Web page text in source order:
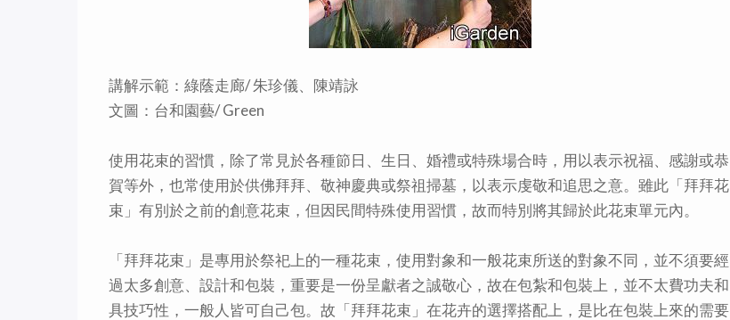
講解示範：綠蔭走廊/ 朱珍儀、陳靖詠
文圖：台和園藝/ Green
使用花束的習慣，除了常見於各種節日、生日、婚禮或特殊場合時，用以表示祝福、感謝或恭
賀等外，也常使用於供佛拜拜、敬神慶典或祭祖掃墓，以表示虔敬和追思之意。雖此「拜拜花
束」有別於之前的創意花束，但因民間特殊使用習慣，故而特別將其歸於此花束單元內。
「拜拜花束」是專用於祭祀上的一種花束，使用對象和一般花束所送的對象不同，並不須要經
過太多創意、設計和包裝，重要是一份呈獻者之誠敬心，故在包紮和包裝上，並不太費功夫和
具技巧性，一般人皆可自己包。故「拜拜花束」在花卉的選擇搭配上，是比在包裝上來的需要